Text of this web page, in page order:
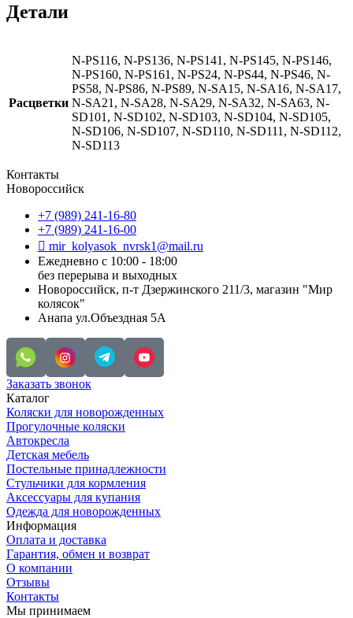
Детали
Расцветки
N-PS116, N-PS136, N-PS141, N-PS145, N-PS146,
N-PS160, N-PS161, N-PS24, N-PS44, N-PS46, N-
PS58, N-PS86, N-PS89, N-SA15, N-SA16, N-SA17,
N-SA21, N-SA28, N-SA29, N-SA32, N-SA63, N-
SD101, N-SD102, N-SD103, N-SD104, N-SD105,
N-SD106, N-SD107, N-SD110, N-SD111, N-SD112,
N-SD113
Контакты
Новороссийск
+7 (989) 241-16-80
+7 (989) 241-16-00
mir_kolyasok_nvrsk1@mail.ru
Ежедневно с 10:00 - 18:00
без перерыва и выходных
Новороссийск, п-т Дзержинского 211/3, магазин "Мир
колясок"
Анапа ул.Объездная 5А
Заказать звонок
Каталог
Коляски для новорожденных
Прогулочные коляски
Автокресла
Детская мебель
Постельные принадлежности
Стульчики для кормления
Аксессуары для купания
Одежда для новорожденных
Информация
Оплата и доставка
Гарантия, обмен и возврат
О компании
Отзывы
Контакты
Мы принимаем